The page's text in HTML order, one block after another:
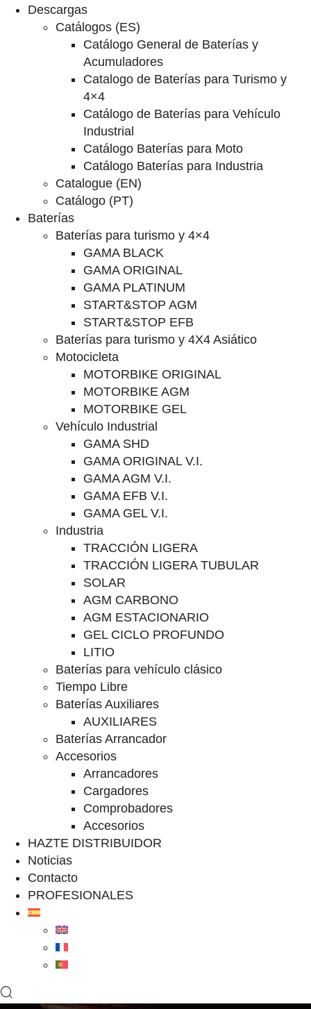
Descargas
Catálogos (ES)
Catálogo General de Baterías y
Acumuladores
Catalogo de Baterías para Turismo y
4×4
Catálogo de Baterías para Vehículo
Industrial
Catálogo Baterías para Moto
Catálogo Baterías para Industria
Catalogue (EN)
Catálogo (PT)
Baterías
Baterías para turismo y 4×4
GAMA BLACK
GAMA ORIGINAL
GAMA PLATINUM
START&STOP AGM
START&STOP EFB
Baterías para turismo y 4X4 Asiático
Motocicleta
MOTORBIKE ORIGINAL
MOTORBIKE AGM
MOTORBIKE GEL
Vehículo Industrial
GAMA SHD
GAMA ORIGINAL V.I.
GAMA AGM V.I.
GAMA EFB V.I.
GAMA GEL V.I.
Industria
TRACCIÓN LIGERA
TRACCIÓN LIGERA TUBULAR
SOLAR
AGM CARBONO
AGM ESTACIONARIO
GEL CICLO PROFUNDO
LITIO
Baterías para vehículo clásico
Tiempo Libre
Baterías Auxiliares
AUXILIARES
Baterías Arrancador
Accesorios
Arrancadores
Cargadores
Comprobadores
Accesorios
HAZTE DISTRIBUIDOR
Noticias
Contacto
PROFESIONALES